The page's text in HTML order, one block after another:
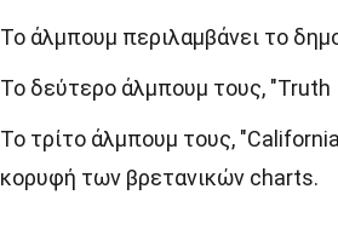
Το άλμπουμ περιλαμβάνει το
Το δεύτερο άλμπουμ τους,
Το τρίτο άλμπουμ τους,
κορυφή των βρετανικών charts.